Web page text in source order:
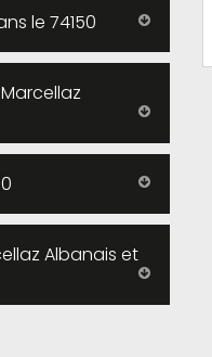
le 74150
Albanais et